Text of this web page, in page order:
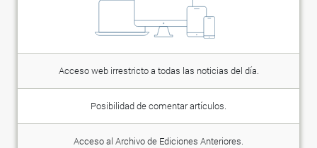
Acceso web irrestricto a todas las noticias del día.
Posibilidad de comentar artículos.
Acceso al Archivo de Ediciones Anteriores.